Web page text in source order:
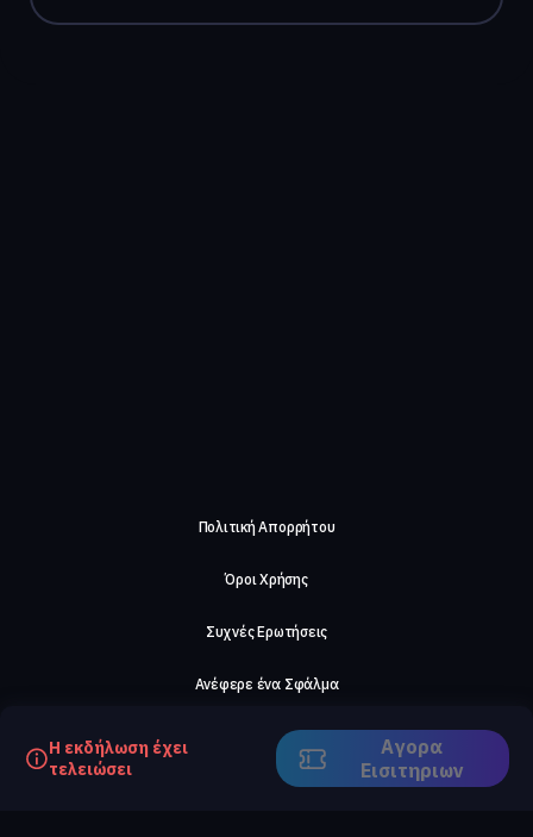
Η εκδήλωση έχει
τελειώσει
Αγορα
Eισιτηριων
Πολιτική Απορρήτου
Όροι Χρήσης
Συχνές Ερωτήσεις
Ανέφερε ένα Σφάλμα
Σχετικά με μας
Careers